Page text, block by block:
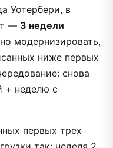
Уотербери, в
— 3 недели
модернизировать,
ниже первых
снова
+ неделю с
первых трех